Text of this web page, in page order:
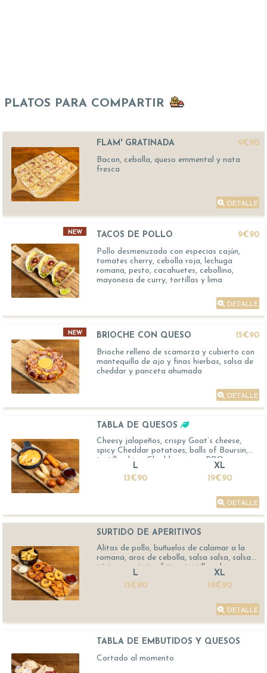
PLATOS PARA COMPARTIR
FLAM' GRATINADA
9€90
Bacon, cebolla, queso emmental y nata
fresca
DETALLE
NEW TACOS DE POLLO
9€90
Pollo desmenuzado con especias cajún,
tomates cherry, cebolla roja, lechuga
romana, pesto, cacahuetes, cebollino,
mayonesa de curry, tortillas y lima
DETALLE
NEW BRIOCHE CON QUESO
15€90
Brioche relleno de scamorza y cubierto con
mantequilla de ajo y finas hierbas, salsa de
cheddar y panceta ahumada
DETALLE
TABLA DE QUESOS
Cheesy jalapeños, crispy Goat’s cheese,
spicy Cheddar potatoes, balls of Boursin,
tortilla chips, Cheddar sauce, BBQ sauce
L
13€90
XL
19€90
DETALLE
SURTIDO DE APERITIVOS
Alitas de pollo, buñuelos de calamar a la
romana, aros de cebolla, salsa salsa, salsa
tártara, patatas fritas, tortillas chips
L
13€90
XL
19€90
DETALLE
TABLA DE EMBUTIDOS Y QUESOS
Cortado al momento